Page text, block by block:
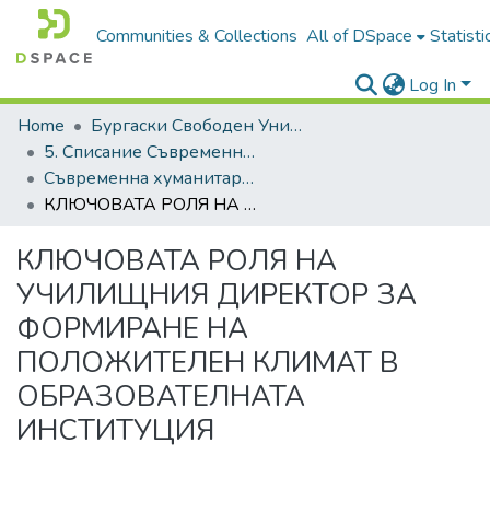
Communities & Collections All of DSpace
Log In
Home
Бургаски Свободен Университет | Burgas Free University
5. Списание Съвременна хуманитаристика | Journal of Contemporary Humanitaristics
Съвременна хуманитаристика, 2023
КЛЮЧОВАТА РОЛЯ НА УЧИЛИЩНИЯ ДИРЕКТОР ЗА ФОРМИРАНЕ НА ПОЛОЖИТЕЛЕН КЛИМАТ В ОБРАЗОВАТЕЛНАТА ИНСТИТУЦИЯ
КЛЮЧОВАТА РОЛЯ НА
УЧИЛИЩНИЯ ДИРЕКТОР ЗА
ФОРМИРАНЕ НА
ПОЛОЖИТЕЛЕН КЛИМАТ В
ОБРАЗОВАТЕЛНАТА
ИНСТИТУЦИЯ